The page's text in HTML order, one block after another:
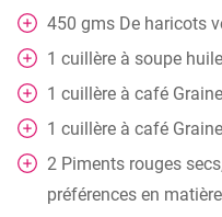
450 gms De haricots
1 cuillère à soupe
1 cuillère à café
1 cuillère à café
2 Piments rouges
préférences en